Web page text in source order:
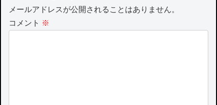
メールアドレスが公開されることはありません。
コメント ※